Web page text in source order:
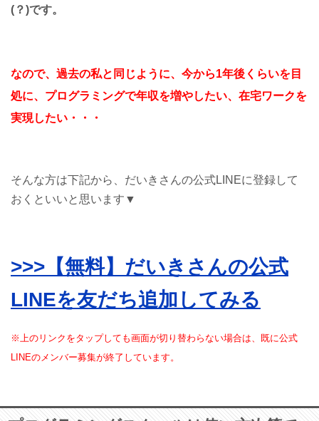
(？)です。
なので、過去の私と同じように、今から1年後くらいを目
処に、プログラミングで年収を増やしたい、在宅ワークを
実現したい・・・
そんな方は下記から、だいきさんの公式LINEに登録して
おくといいと思います▼
>>>【無料】だいきさんの公式
LINEを友だち追加してみる
※上のリンクをタップしても画面が切り替わらない場合は、既に公式
LINEのメンバー募集が終了しています。